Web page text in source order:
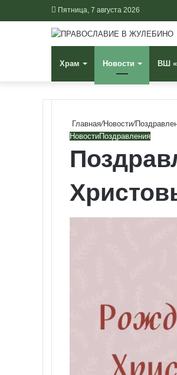
Пятница, 7 августа 2026
Храм Новости ВШ
Главная/Новости/
НовостиПоздравления